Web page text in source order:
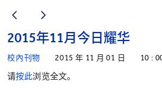
2015年11月今日耀华
校內刊物 2015 年 11 月 01 日 10 :
请按此浏览全文。